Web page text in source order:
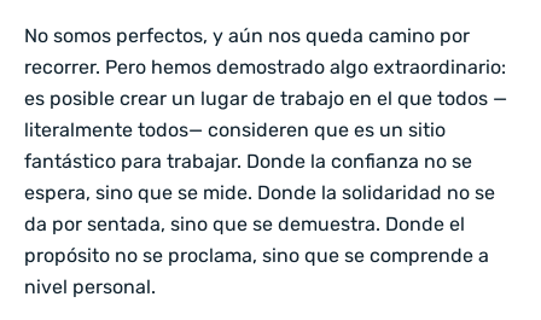
No somos perfectos, y aún nos queda camino por
recorrer. Pero hemos demostrado algo extraordinario:
es posible crear un lugar de trabajo en el que todos —
literalmente todos— consideren que es un sitio
fantástico para trabajar. Donde la confianza no se
espera, sino que se mide. Donde la solidaridad no se
da por sentada, sino que se demuestra. Donde el
propósito no se proclama, sino que se comprende a
nivel personal.